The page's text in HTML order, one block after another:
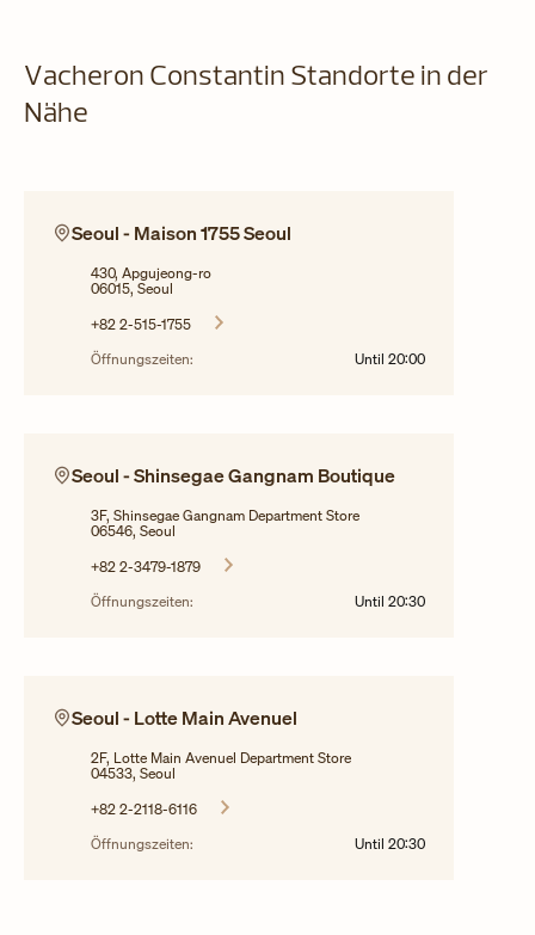
Vacheron Constantin Standorte in der
Nähe
Seoul - Maison 1755 Seoul
430, Apgujeong-ro
06015, Seoul
+82 2-515-1755
Öffnungszeiten:
Until 20:00
Seoul - Shinsegae Gangnam Boutique
3F, Shinsegae Gangnam Department Store
06546, Seoul
+82 2-3479-1879
Öffnungszeiten:
Until 20:30
Seoul - Lotte Main Avenuel
2F, Lotte Main Avenuel Department Store
04533, Seoul
+82 2-2118-6116
Öffnungszeiten:
Until 20:30